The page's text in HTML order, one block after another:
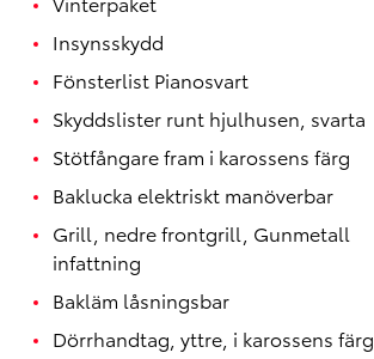
Insynsskydd
Fönsterlist Pianosvart
Skyddslister runt hjulhusen, svarta
Stötfångare fram i karossens färg
Baklucka elektriskt manöverbar
Grill, nedre frontgrill, Gunmetall
infattning
Bakläm låsningsbar
Dörrhandtag, yttre, i karossens färg